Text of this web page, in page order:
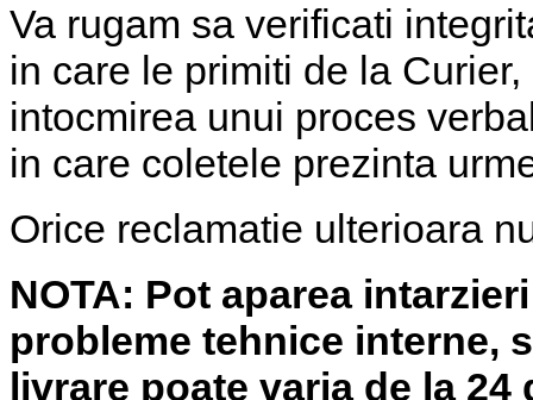
Va rugam sa verificati
in care le primiti de la
intocmirea unui proces
in care coletele prezinta
Orice reclamatie ulterioara
NOTA: Pot aparea
probleme tehnice interne,
livrare poate varia de la 24